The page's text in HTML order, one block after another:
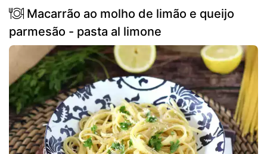
Macarrão ao molho de limão e queijo
parmesão - pasta al limone